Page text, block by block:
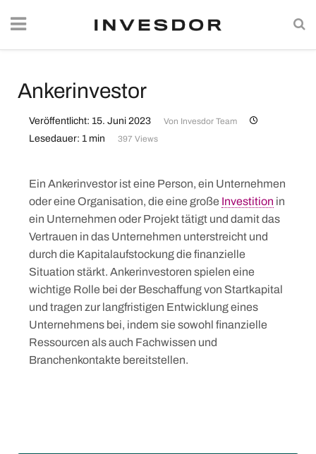
Ankerinvestor
Veröffentlicht: 15. Juni 2023 Von Invesdor Team
Lesedauer: 1 min 397 Views
Ein Ankerinvestor ist eine Person, ein Unternehmen
oder eine Organisation, die eine große Investition in
ein Unternehmen oder Projekt tätigt und damit das
Vertrauen in das Unternehmen unterstreicht und
durch die Kapitalaufstockung die finanzielle
Situation stärkt. Ankerinvestoren spielen eine
wichtige Rolle bei der Beschaffung von Startkapital
und tragen zur langfristigen Entwicklung eines
Unternehmens bei, indem sie sowohl finanzielle
Ressourcen als auch Fachwissen und
Branchenkontakte bereitstellen.